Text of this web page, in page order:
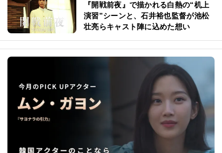
『開戦前夜』で描かれる白熱の“机上
演習”シーンと、石井裕也監督が池松
壮亮らキャスト陣に込めた想い